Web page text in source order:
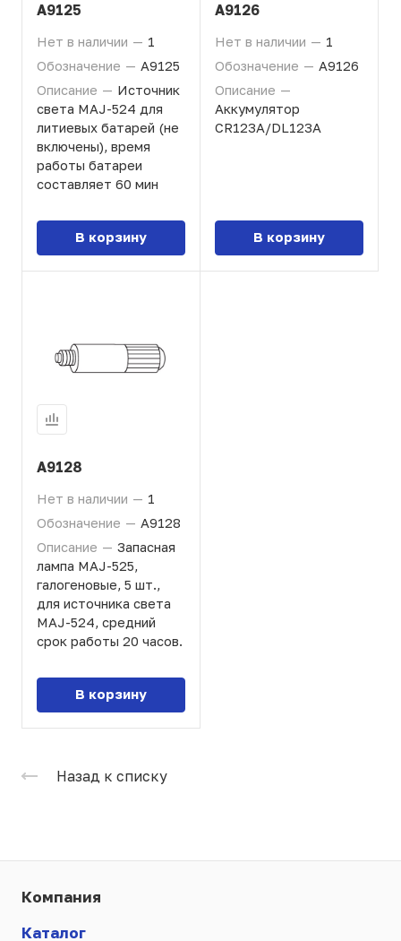
A9125
Нет в наличии — 1
Обозначение — A9125
Описание — Источник
света MAJ-524 для
литиевых батарей (не
включены), время
работы батареи
составляет 60 мин
В корзину
A9126
Нет в наличии — 1
Обозначение — A9126
Описание —
Аккумулятор
CR123A/DL123A
В корзину
A9128
Нет в наличии — 1
Обозначение — A9128
Описание — Запасная
лампа MAJ-525,
галогеновые, 5 шт.,
для источника света
MAJ-524, средний
срок работы 20 часов.
В корзину
Назад к списку
Компания
Каталог